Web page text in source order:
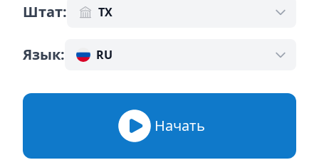
Штат: TX
Язык: RU
Начать